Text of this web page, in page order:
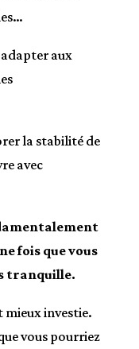
aux
la stabilité de
avec
fois que vous
tranquille.
mieux investie.
vous pourriez